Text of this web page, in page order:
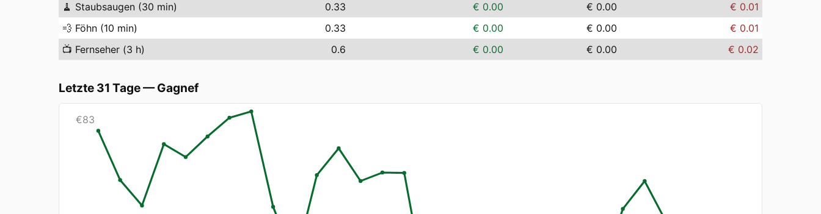
🧹 Staubsaugen (30 min) 0.33 € 0.00 € 0.00
€ 0.01
💨 Föhn (10 min) 0.33 € 0.00 € 0.00
€ 0.01
📺 Fernseher (3 h) 0.6 € 0.00 € 0.00 € 0.02
Letzte 31 Tage—Gagnef
€83